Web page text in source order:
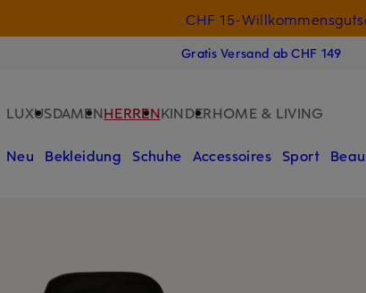
CHF 15-
Gratis Versand ab CHF 149
LUXUSDAMENHERRENKINDERHOME & LIVING
Neu Bekleidung Schuhe Accessoires Sport